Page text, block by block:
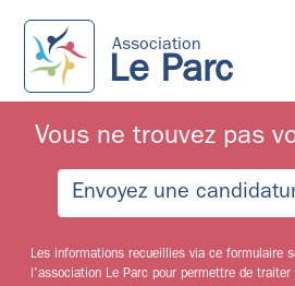
Association
Le Parc
Vous ne trouvez pas
Envoyez une
Les informations recueillies via ce formulaire
l'association Le Parc pour permettre de traiter